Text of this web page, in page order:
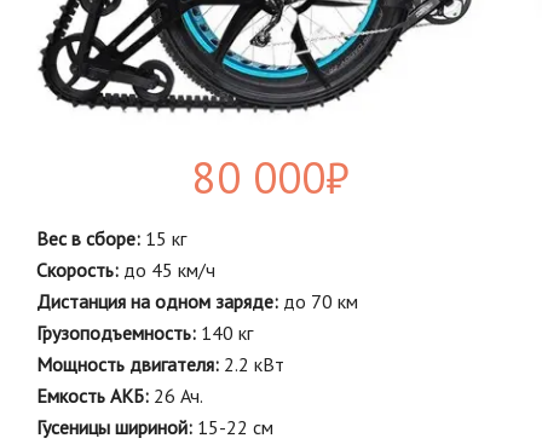
80 000₽
Вес в сборе: 15 кг
Скорость: до 45 км/ч
Дистанция на одном заряде: до 70 км
Грузоподъемность: 140 кг
Мощность двигателя: 2.2 кВт
Емкость АКБ: 26 Ач.
Гусеницы шириной: 15-22 см